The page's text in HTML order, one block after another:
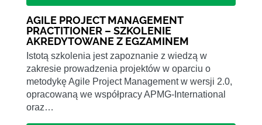
AGILE PROJECT MANAGEMENT
PRACTITIONER – SZKOLENIE
AKREDYTOWANE Z EGZAMINEM
Istotą szkolenia jest zapoznanie z wiedzą w
zakresie prowadzenia projektów w oparciu o
metodykę Agile Project Management w wersji 2.0,
opracowaną we współpracy APMG-International
oraz…